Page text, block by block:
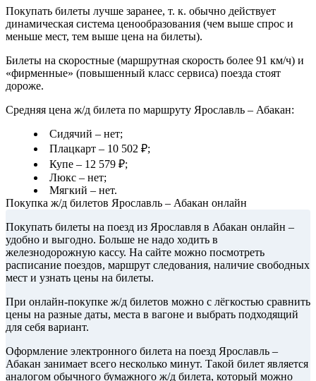
Покупать билеты лучше заранее, т. к. обычно действует
динамическая система ценообразования (чем выше спрос и
меньше мест, тем выше цена на билеты).
Билеты на скоростные (маршрутная скорость более 91 км/ч) и
«фирменные» (повышенный класс сервиса) поезда стоят
дороже.
Средняя цена ж/д билета по маршруту Ярославль – Абакан:
Сидячий – нет;
Плацкарт – 10 502 ₽;
Купе – 12 579 ₽;
Люкс – нет;
Мягкий – нет.
Покупка ж/д билетов Ярославль – Абакан онлайн
Покупать билеты на поезд из Ярославля в Абакан онлайн –
удобно и выгодно. Больше не надо ходить в
железнодорожную кассу. На сайте можно посмотреть
расписание поездов, маршрут следования, наличие свободных
мест и узнать цены на билеты.
При онлайн-покупке ж/д билетов можно с лёгкостью сравнить
цены на разные даты, места в вагоне и выбрать подходящий
для себя вариант.
Оформление электронного билета на поезд Ярославль –
Абакан занимает всего несколько минут. Такой билет является
аналогом обычного бумажного ж/д билета, который можно